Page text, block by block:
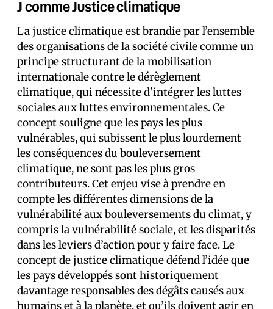
J comme Justice climatique
La justice climatique est brandie par l’ensemble
des organisations de la société civile comme un
principe structurant de la mobilisation
internationale contre le dérèglement
climatique, qui nécessite d’intégrer les luttes
sociales aux luttes environnementales. Ce
concept souligne que les pays les plus
vulnérables, qui subissent le plus lourdement
les conséquences du bouleversement
climatique, ne sont pas les plus gros
contributeurs. Cet enjeu vise à prendre en
compte les différentes dimensions de la
vulnérabilité aux bouleversements du climat, y
compris la vulnérabilité sociale, et les disparités
dans les leviers d’action pour y faire face. Le
concept de justice climatique défend l’idée que
les pays développés sont historiquement
davantage responsables des dégâts causés aux
humains et à la planète, et qu’ils doivent agir en